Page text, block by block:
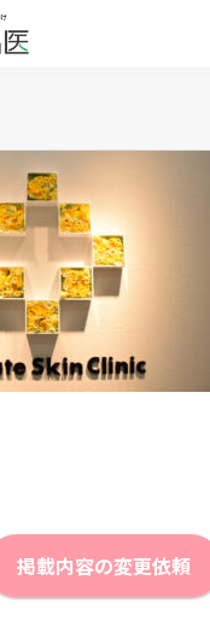
掲載内容の変更依頼